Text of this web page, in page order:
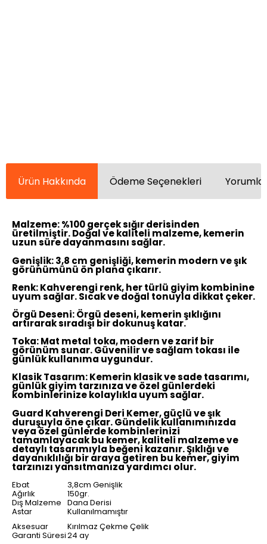
Ürün Hakkında Ödeme Seçenekleri
Malzeme:%100 gerçek sığır derisinden
üretilmiştir. Doğal ve kaliteli malzeme, kemerin
uzun süre dayanmasını sağlar.
Genişlik:3,8 cm genişliği, kemerin modern ve şık
görünümünü ön plana çıkarır.
Renk:Kahverengi renk, her türlü giyim kombinine
uyum sağlar. Sıcak ve doğal tonuyla dikkat çeker.
Örgü Deseni:Örgü deseni, kemerin şıklığını
artırarak sıradışı bir dokunuş katar.
Toka:Mat metal toka, modern ve zarif bir
görünüm sunar. Güvenilir ve sağlam tokası ile
günlük kullanıma uygundur.
Klasik Tasarım:Kemerin klasik ve sade tasarımı,
günlük giyim tarzınıza ve özel günlerdeki
kombinlerinize kolaylıkla uyum sağlar.
Guard Kahverengi Deri Kemer, güçlü ve şık
duruşuyla öne çıkar. Gündelik kullanımınızda
veya özel günlerde kombinlerinizi
tamamlayacak bu kemer, kaliteli malzeme ve
detaylı tasarımıyla beğeni kazanır. Şıklığı ve
dayanıklılığı bir araya getiren bu kemer, giyim
tarzınızı yansıtmanıza yardımcı olur.
Ebat 3,8cm Genişlik
Ağırlık 150gr.
Dış Malzeme Dana Derisi
Astar
Kullanılmamıştır
Aksesuar
Kırılmaz Çekme Çelik
Garanti Süresi24 ay